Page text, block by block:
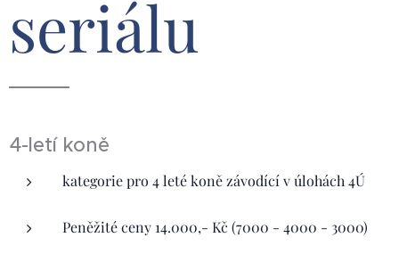
seriálu
4-letí koně
kategorie pro 4 leté koně závodící v úlohách 4Ú
Peněžité ceny 14.000,- Kč (7000 - 4000 - 3000)